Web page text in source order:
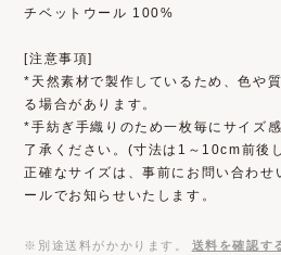
チベットウール 100%
[注意事項]
*天然素材で製作しているため、色や
る場合があります。
*手紡ぎ手織りのため一枚毎にサイズ
了承ください。(寸法は1～10cm前後
正確なサイズは、事前にお問い合わせ
ールでお知らせいたします。
※別途送料がかかります。 送料を確認す